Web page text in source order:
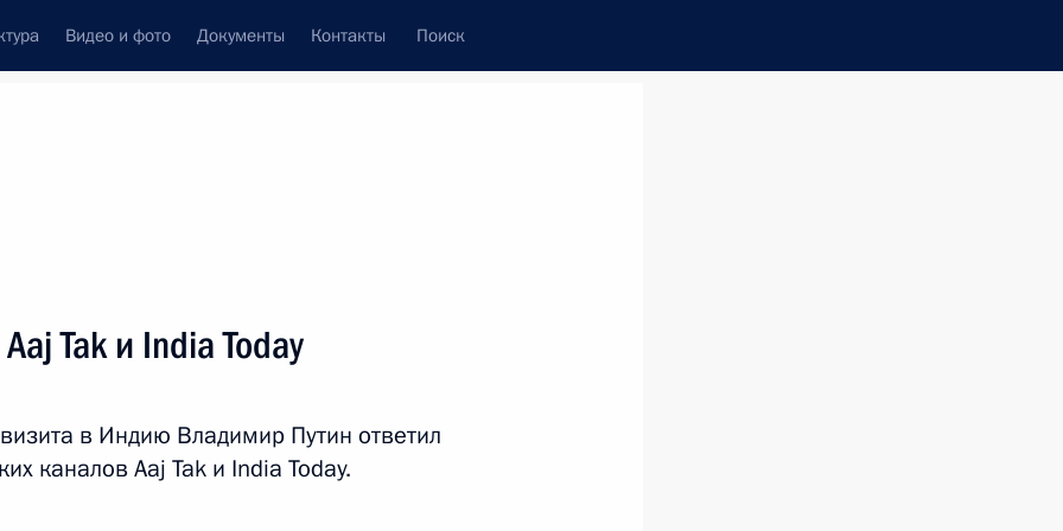
Видео и фото Документы Контакты Поиск
Пресс-конференции
Статьи
Tak и India Today
в Индию Владимир Путин ответил
каналов Aaj Tak и India Today.